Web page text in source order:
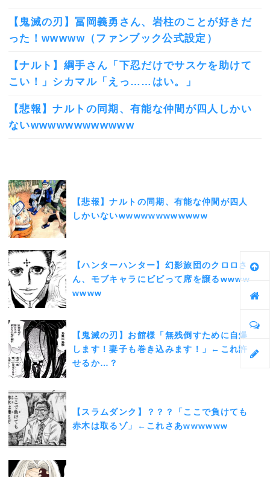
【鬼滅の刃】冨岡義勇さん、岩柱のことが好きだ
った！wwwww（ファンブック公式設定）
【ナルト】綱手さん「下忍だけでサスケを助けて
こい！」シカマル「えっ……はい。」
【悲報】ナルトの同期、有能な仲間が四人しかい
ないwwwwwwwwwwww
【悲報】ナルトの同期、有能な仲間が四人
しかいないwwwwwwwwwwww
【ハンターハンター】幻影旅団のクロロさ
ん、モブキャラにビビって席を譲るwwww
wwww
【鬼滅の刃】お館様「無残倒すために自爆
します！妻子も巻き込みます！」←これ許
せるか…？
【スラムダンク】？？？「ここで負けても
赤木は取るゾ」←これさあwwwwww